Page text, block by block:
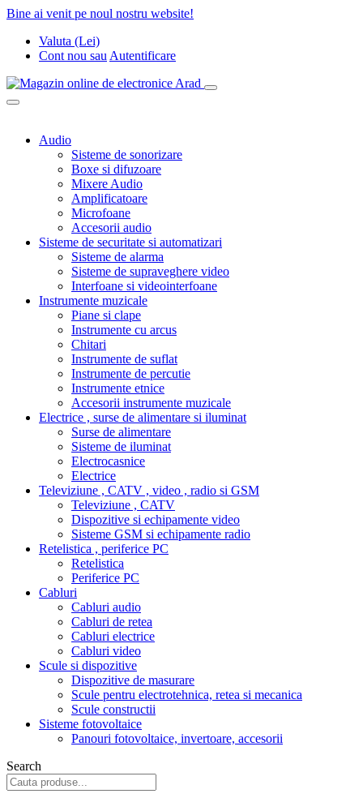
Bine ai venit pe noul nostru website!
Valuta (Lei)
Cont nou sau Autentificare
Audio
Sisteme de sonorizare
Boxe si difuzoare
Mixere Audio
Amplificatoare
Microfoane
Accesorii audio
Sisteme de securitate si automatizari
Sisteme de alarma
Sisteme de supraveghere video
Interfoane si videointerfoane
Instrumente muzicale
Piane si clape
Instrumente cu arcus
Chitari
Instrumente de suflat
Instrumente de percutie
Instrumente etnice
Accesorii instrumente muzicale
Electrice , surse de alimentare si iluminat
Surse de alimentare
Sisteme de iluminat
Electrocasnice
Electrice
Televiziune , CATV , video , radio si GSM
Televiziune , CATV
Dispozitive si echipamente video
Sisteme GSM si echipamente radio
Retelistica , periferice PC
Retelistica
Periferice PC
Cabluri
Cabluri audio
Cabluri de retea
Cabluri electrice
Cabluri video
Scule si dispozitive
Dispozitive de masurare
Scule pentru electrotehnica, retea si mecanica
Scule constructii
Sisteme fotovoltaice
Panouri fotovoltaice, invertoare, accesorii
Search